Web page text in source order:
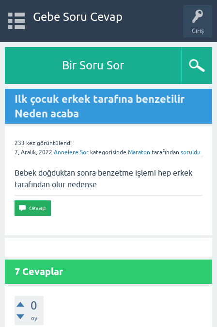
Giriş
Gebe Soru Cevap
Bir Soru Sor
Ilk çocuk erkek tarafına benzetilir
Neden acaba
233 kez görüntülendi
7, Aralık, 2022 Annelere Sor kategorisinde Maraton tarafından soruldu
Bebek doğduktan sonra benzetme işlemi hep erkek
tarafından olur nedense
7 Cevaplar
0
oy